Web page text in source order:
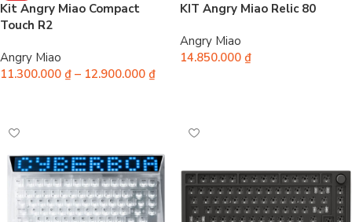
Kit Angry Miao Compact
Touch R2
Angry Miao
11.300.000 ₫ – 12.900.000 ₫
KIT Angry Miao Relic 80
Angry Miao
14.850.000 ₫